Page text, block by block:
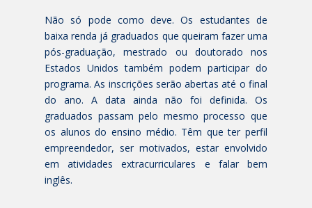
Não só pode como deve. Os estudantes de
baixa renda já graduados que queiram fazer uma
pós-graduação, mestrado ou doutorado nos
Estados Unidos também podem participar do
programa. As inscrições serão abertas até o final
do ano. A data ainda não foi definida. Os
graduados passam pelo mesmo processo que
os alunos do ensino médio. Têm que ter perfil
empreendedor, ser motivados, estar envolvido
em atividades extracurriculares e falar bem
inglês.